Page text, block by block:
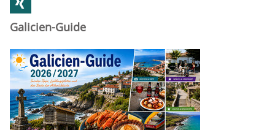
Galicien-Guide